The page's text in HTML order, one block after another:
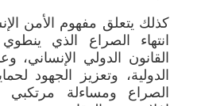
كذلك يتعلق مفهوم الأمن
انتهاء الصراع الذي
القانون الدولي الإنساني،
الدولية، وتعزيز الجهود
الصراع ومساءلة